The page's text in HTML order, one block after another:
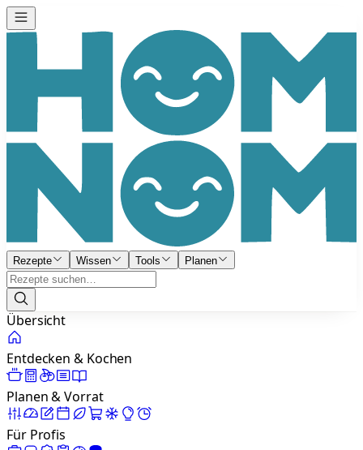
Rezepte Wissen Tools Planen
Übersicht
Entdecken & Kochen
Planen & Vorrat
Für Profis